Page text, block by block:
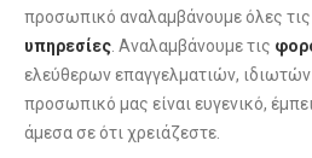
προσωπικό αναλαμβάνουμε όλες τις
υπηρεσίες. Αναλαμβάνουμε τις
ελεύθερων επαγγελματιών,
προσωπικό μας είναι ευγενικό,
άμεσα σε ότι χρειάζεστε.